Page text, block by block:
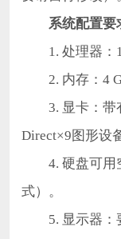
系统配置要
1. 处理器：1
2. 内存：4
3. 显卡：带有
Direct×9图形设
4. 硬盘可用空
式）。
5. 显示器：要